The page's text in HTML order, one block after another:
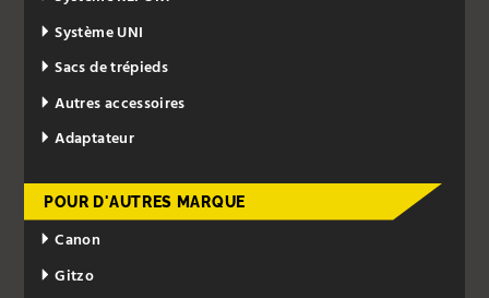
Système UNI
Sacs de trépieds
Autres accessoires
Adaptateur
POUR D'AUTRES MARQUE
Canon
Gitzo